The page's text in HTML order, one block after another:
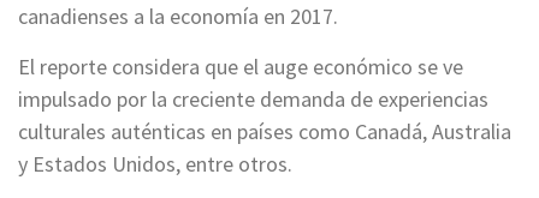
canadienses a la economía en 2017.
El reporte considera que el auge económico se ve
impulsado por la creciente demanda de experiencias
culturales auténticas en países como Canadá, Australia
y Estados Unidos, entre otros.